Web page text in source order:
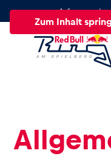
Zum Inhalt
Anfrage senden